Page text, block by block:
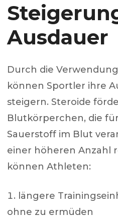
Ausdauer
Durch die
können Sportler ihre
steigern. Steroide
Blutkörperchen, die
Sauerstoff im Blut
einer höheren Anzahl
können Athleten:
längere
ohne zu ermüden